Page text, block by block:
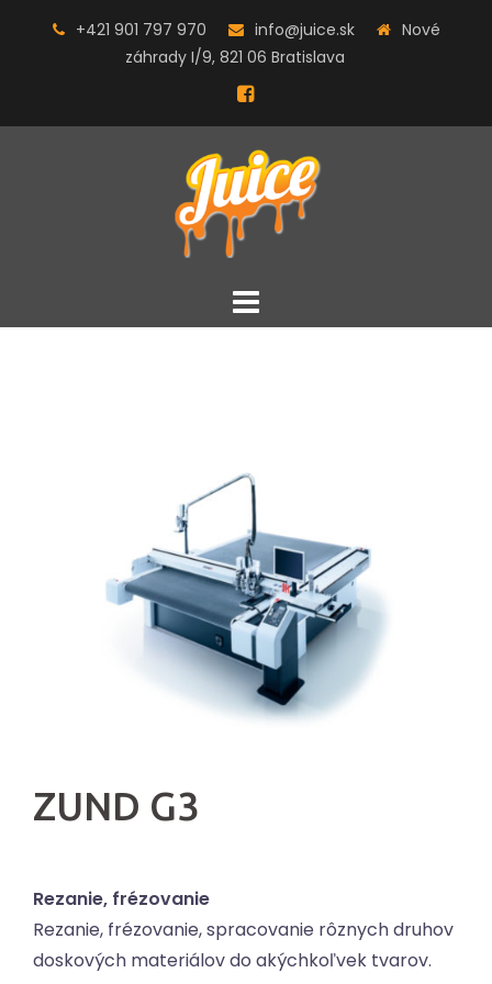
+421 901 797 970 info@juice.sk
Nové
záhrady I/9, 821 06 Bratislava
ZUND G3
Rezanie, frézovanie
Rezanie, frézovanie, spracovanie rôznych druhov
doskových materiálov do akýchkoľvek tvarov.